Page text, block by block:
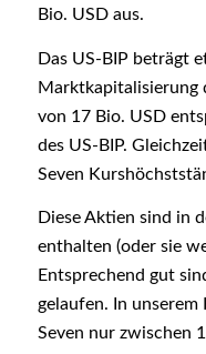
Bio. USD aus.
Das US-BIP beträgt
Marktkapitalisierung
von 17 Bio. USD
des US-BIP.
Seven
Diese Aktien sind in
enthalten (oder sie
Entsprechend gut
gelaufen. In
Seven nur zwischen